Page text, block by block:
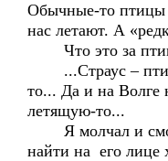
Обычные-то птицы
нас летают. А
Что это за
...Страус –
то... Да и на Волге
летящую-то...
Я молчал и
найти на его лице